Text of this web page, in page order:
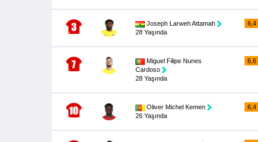
Joseph Larweh Attamah
28 Yaşında
6,4
Miguel Filipe Nunes
Cardoso
28 Yaşında
6,6
Oliver Michel Kemen
26 Yaşında
6,4